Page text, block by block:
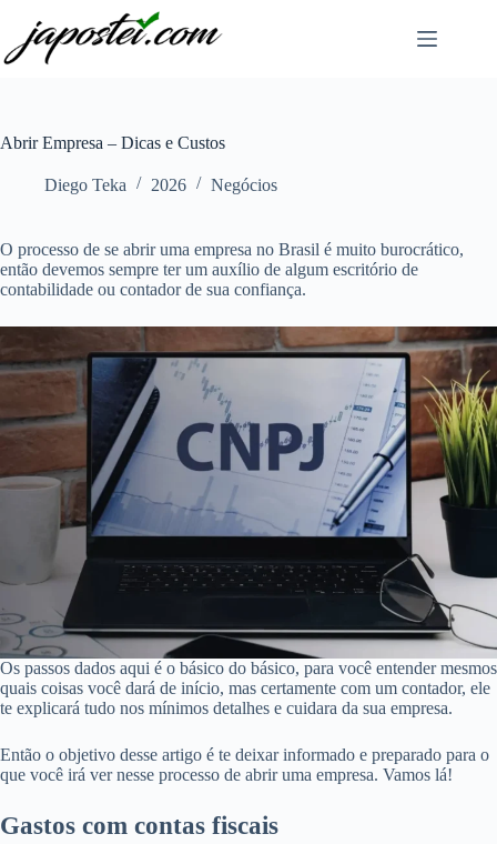
conteúdo
Abrir Empresa – Dicas e Custos
Diego Teka 2026 Negócios
O processo de se abrir uma empresa no Brasil é muito burocrático,
então devemos sempre ter um auxílio de algum escritório de
contabilidade ou contador de sua confiança.
Os passos dados aqui é o básico do básico, para você entender mesmos
quais coisas você dará de início, mas certamente com um contador, ele
te explicará tudo nos mínimos detalhes e cuidara da sua empresa.
Então o objetivo desse artigo é te deixar informado e preparado para o
que você irá ver nesse processo de abrir uma empresa. Vamos lá!
Gastos com contas fiscais